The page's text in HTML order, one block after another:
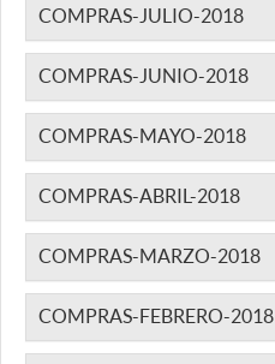
COMPRAS-JULIO-2018
COMPRAS-JUNIO-2018
COMPRAS-MAYO-2018
COMPRAS-ABRIL-2018
COMPRAS-MARZO-2018
COMPRAS-FEBRERO-2018